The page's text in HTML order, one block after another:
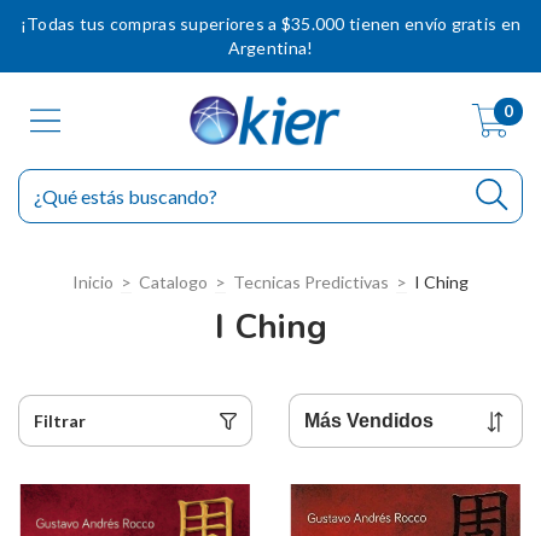
¡Todas tus compras superiores a $35.000 tienen envío gratis en
Argentina!
0
Inicio > Catalogo > Tecnicas Predictivas > I Ching
I Ching
Filtrar